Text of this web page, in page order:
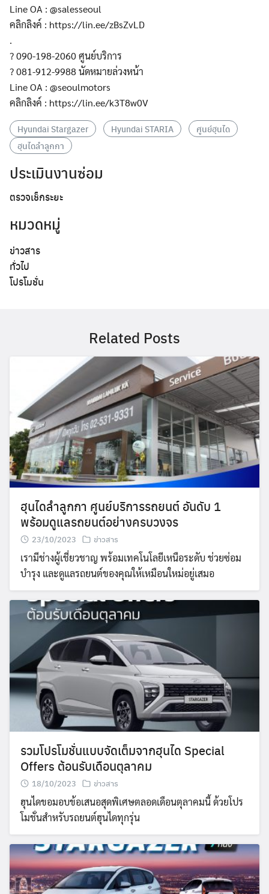
Line OA : @salesseoul
คลิกลิงค์ : https://lin.ee/zBsZvLD
.
? 090-198-2060 ศูนย์บริการ
? 081-912-9988 นัดหมายล่วงหน้า
Line OA : @seoulmotors
คลิกลิงค์ : https://lin.ee/k3T8w0V
Hyundai Stargazer Hyundai STARIA
ศูนย์ฮุนได
ฮุนไดลำลูกกา
ประเมินงานซ่อม
ตรวจเช็กระยะ
หมวดหมู่
ข่าวสาร
ทั่วไป
โปรโมชั่น
Related Posts
ฮุนไดลำลูกกา ศูนย์บริการรถยนต์ อันดับ 1
พร้อมดูแลรถยนต์อย่างครบวงจร
23/10/2023 ข่าวสาร
เรามีช่างผู้เชี่ยวชาญ พร้อมเทคโนโลยีเหนือระดับ ช่วยซ่อม
บำรุง และดูแลรถยนต์ของคุณให้เหมือนใหม่อยู่เสมอ
รวมโปรโมชั่นแบบจัดเต็มจากฮุนได Special
Offers ต้อนรับเดือนตุลาคม
18/10/2023 ข่าวสาร
ฮุนไดขอมอบข้อเสนอสุดพิเศษตลอดเดือนตุลาคมนี้ ด้วยโปร
โมชั่นสำหรับรถยนต์ฮุนไดทุกรุ่น